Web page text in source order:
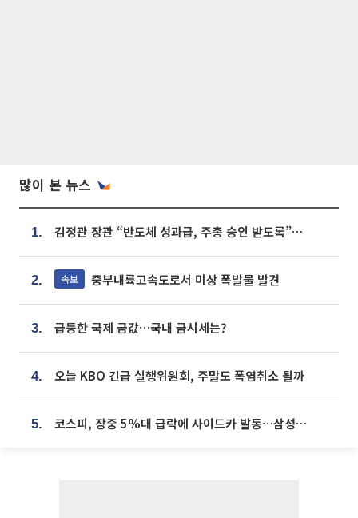
많이 본 뉴스
1. 김정관 장관 “반도체 성과급, 주총 승인 받도록”…상법·자본시장법 개정 시사
2. 속보 중부내륙고속도로서 미상 폭발물 발견
3. 급등한 국제 금값…국내 금시세는?
4. 오늘 KBO 긴급 실행위원회, 주말도 폭염취소 될까
5. 코스피, 장중 5%대 급락에 사이드카 발동…삼성·SK 동반 폭락